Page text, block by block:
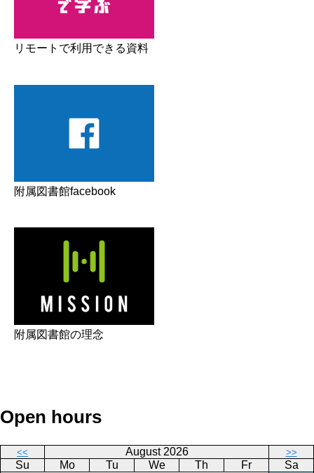
リモートで利用できる資料
附属図書館facebook
附属図書館の理念
Open hours
<< August 2026 >>
Su Mo Tu We Th Fr
Sa